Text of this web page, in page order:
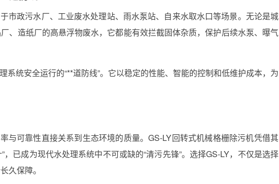
市政污水厂、工业废水处理站、雨水泵站、自来水取水口等场景。无论是城
、造纸厂的高悬浮物废水，它都能有效拦截固体杂质，保护后续水泵、曝气
系统安全运行的“**道防线”。它以稳定的性能、智能的控制和低维护成本，为
与可靠性直接关系到生态环境的质量。GS-LY回转式机械格栅除污机凭借其
，已成为现代水处理系统中不可或缺的“清污先锋”。选择GS-LY，不仅是选择
久保障。